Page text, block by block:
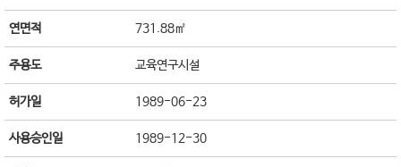
연면적 731.88㎡
주용도 교육연구시설
허가일 1989-06-23
사용승인일 1989-12-30